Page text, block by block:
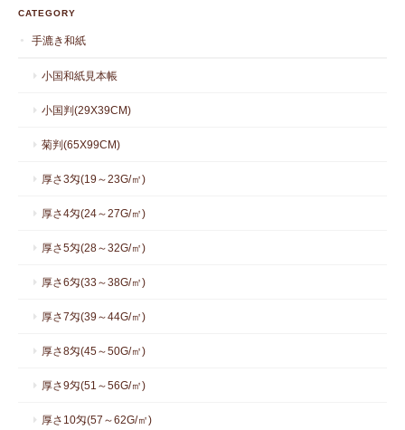
CATEGORY
手漉き和紙
小国和紙見本帳
小国判(29X39CM)
菊判(65X99CM)
厚さ3匁(19～23G/㎡)
厚さ4匁(24～27G/㎡)
厚さ5匁(28～32G/㎡)
厚さ6匁(33～38G/㎡)
厚さ7匁(39～44G/㎡)
厚さ8匁(45～50G/㎡)
厚さ9匁(51～56G/㎡)
厚さ10匁(57～62G/㎡)